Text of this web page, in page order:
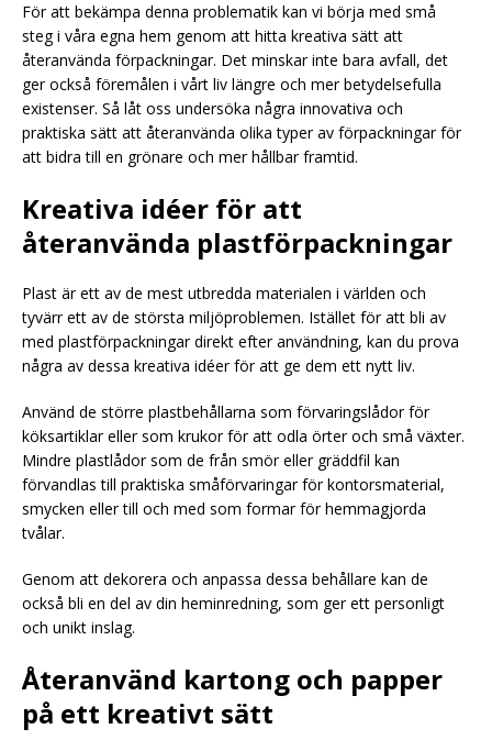
För att bekämpa denna problematik kan vi börja med små
steg i våra egna hem genom att hitta kreativa sätt att
återanvända förpackningar. Det minskar inte bara avfall, det
ger också föremålen i vårt liv längre och mer betydelsefulla
existenser. Så låt oss undersöka några innovativa och
praktiska sätt att återanvända olika typer av förpackningar för
att bidra till en grönare och mer hållbar framtid.
Kreativa idéer för att
återanvända plastförpackningar
Plast är ett av de mest utbredda materialen i världen och
tyvärr ett av de största miljöproblemen. Istället för att bli av
med plastförpackningar direkt efter användning, kan du prova
några av dessa kreativa idéer för att ge dem ett nytt liv.
Använd de större plastbehållarna som förvaringslådor för
köksartiklar eller som krukor för att odla örter och små växter.
Mindre plastlådor som de från smör eller gräddfil kan
förvandlas till praktiska småförvaringar för kontorsmaterial,
smycken eller till och med som formar för hemmagjorda
tvålar.
Genom att dekorera och anpassa dessa behållare kan de
också bli en del av din heminredning, som ger ett personligt
och unikt inslag.
Återanvänd kartong och papper
på ett kreativt sätt